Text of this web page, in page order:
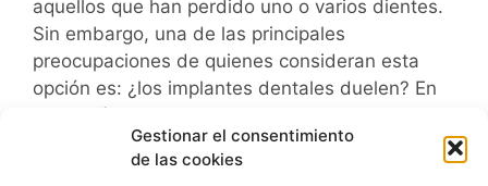
Gestionar el consentimiento
de las cookies
aquellos que han perdido uno o varios dientes.
Sin embargo, una de las principales
preocupaciones de quienes consideran esta
opción es: ¿los implantes dentales duelen? En